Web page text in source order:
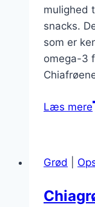
mulighed
snacks.
som er
omega-3
Læs mere
Grød